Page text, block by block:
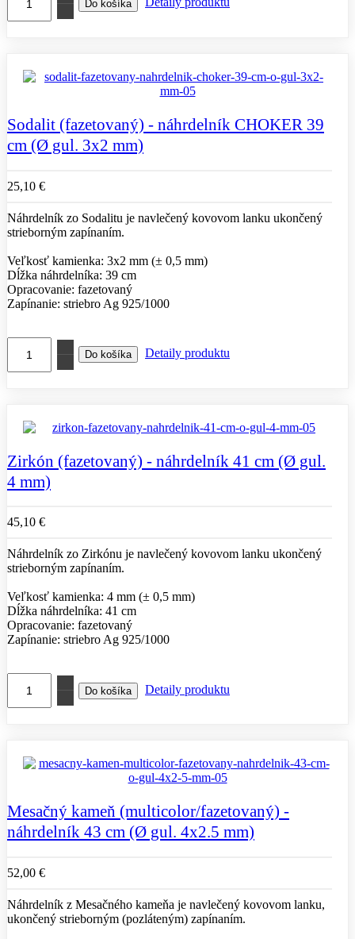
Sodalit (fazetovaný) - náhrdelník CHOKER 39
cm (Ø gul. 3x2 mm)
25,10 €
Náhrdelník zo Sodalitu je navlečený kovovom lanku ukončený
strieborným zapínaním.
Veľkosť kamienka: 3x2 mm (± 0,5 mm)
Dĺžka náhrdelníka: 39 cm
Opracovanie: fazetovaný
Zapínanie: striebro Ag 925/1000
Detaily produktu
Zirkón (fazetovaný) - náhrdelník 41 cm (Ø gul.
4 mm)
45,10 €
Náhrdelník zo Zirkónu je navlečený kovovom lanku ukončený
strieborným zapínaním.
Veľkosť kamienka: 4 mm (± 0,5 mm)
Dĺžka náhrdelníka: 41 cm
Opracovanie: fazetovaný
Zapínanie: striebro Ag 925/1000
Detaily produktu
Mesačný kameň (multicolor/fazetovaný) -
náhrdelník 43 cm (Ø gul. 4x2.5 mm)
52,00 €
Náhrdelník z Mesačného kameňa je navlečený kovovom lanku,
ukončený strieborným (pozláteným) zapínaním.